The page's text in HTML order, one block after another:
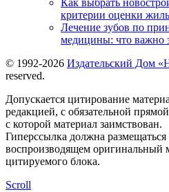
Как выбрать
критерии оценки
Лечение зубов по
медицины: что важно
© 1992-2026 Издательский Дом
reserved.
Допускается цитирование
редакцией, с обязательной
с которой материал заимствован.
Гиперссылка должна размещаться
воспроизводящем оригинальный
цитируемого блока.
Scroll